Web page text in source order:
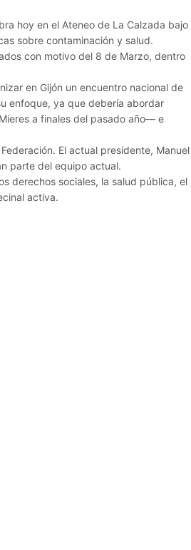
hoy en el Ateneo de La Calzada bajo
sobre contaminación y salud.
con motivo del 8 de Marzo, dentro
en Gijón un encuentro nacional de
enfoque, ya que debería abordar
a finales del pasado año— e
El actual presidente, Manuel
parte del equipo actual.
derechos sociales, la salud pública, el
activa.